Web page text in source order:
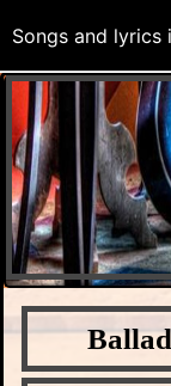
Songs and lyrics